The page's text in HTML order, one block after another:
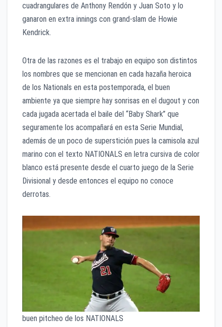
cuadrangulares de Anthony Rendón y Juan Soto y lo
ganaron en extra innings con grand-slam de Howie
Kendrick.
Otra de las razones es el trabajo en equipo son distintos
los nombres que se mencionan en cada hazaña heroica
de los Nationals en esta postemporada, el buen
ambiente ya que siempre hay sonrisas en el dugout y con
cada jugada acertada el baile del “Baby Shark” que
seguramente los acompañará en esta Serie Mundial,
además de un poco de superstición pues la camisola azul
marino con el texto NATIONALS en letra cursiva de color
blanco está presente desde el cuarto juego de la Serie
Divisional y desde entonces el equipo no conoce
derrotas.
buen pitcheo de los NATIONALS